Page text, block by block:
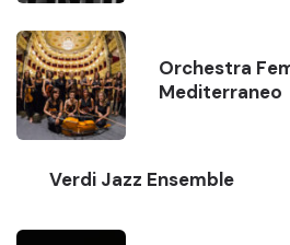
Orchestra
Mediterraneo
Verdi Jazz Ensemble